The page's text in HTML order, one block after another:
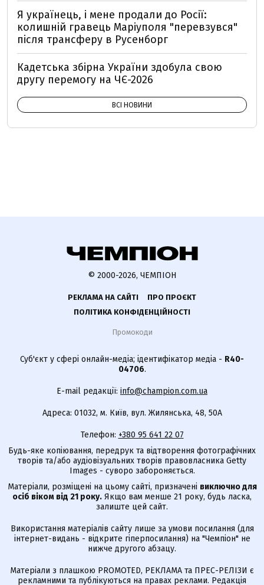
Я українець, і мене продали до Росії:
колишній гравець Маріуполя "перевзувся"
після трансферу в Русенборг
Кадетська збірна України здобула свою
другу перемогу на ЧЄ-2026
ВСІ НОВИНИ
© 2000-2026, ЧЕМПІОН
РЕКЛАМА НА САЙТІ
ПРО ПРОЄКТ
ПОЛІТИКА КОНФІДЕНЦІЙНОСТІ
Промокоди
Суб'єкт у сфері онлайн-медіа; ідентифікатор медіа - R40-
04706.
E-mail редакції: info@champion.com.ua
Адреса: 01032, м. Київ, вул. Жилянська, 48, 50А
Телефон: +380 95 641 22 07
Будь-яке копіювання, передрук та відтворення фотографічних
творів та/або аудіовізуальних творів правовласника Getty
Images - суворо забороняється.
Матеріали, розміщені на цьому сайті, призначені виключно для
осіб віком від 21 року. Якщо вам менше 21 року, будь ласка,
залиште цей сайт.
Використання матеріалів сайту лише за умови посилання (для
інтернет-видань - відкрите гіперпосилання) на "Чемпіон" не
нижче другого абзацу.
Матеріали з плашкою PROMOTED, РЕКЛАМА та ПРЕС-РЕЛІЗИ є
рекламними та публікуються на правах реклами. Редакція